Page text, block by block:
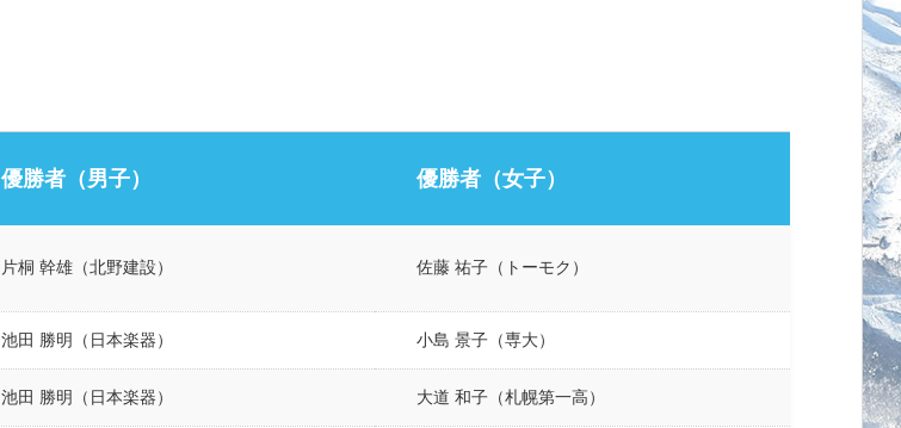
優勝者（男子） 優勝者（女子）
片桐 幹雄（北野建設） 佐藤 祐子（トーモク）
池田 勝明（日本楽器） 小島 景子（専大）
池田 勝明（日本楽器） 大道 和子（札幌第一高）